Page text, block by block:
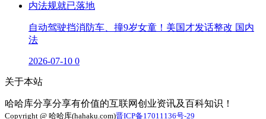
自动驾驶挡消防车、撞9岁女童！美国才发话整改 国内
法
2026-07-10 0
关于本站
哈哈库分享分享有价值的互联网创业资讯及百科知识！
Copyright @ 哈哈库(hahaku.com)晋ICP备17011136号-29